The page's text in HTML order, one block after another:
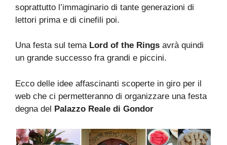
soprattutto l’immaginario di tante generazioni di
lettori prima e di cinefili poi.
Una festa sul tema Lord of the Rings avrà quindi
un grande successo fra grandi e piccini.
Ecco delle idee affascinanti scoperte in giro per il
web che ci permetteranno di organizzare una festa
degna del Palazzo Reale di Gondor